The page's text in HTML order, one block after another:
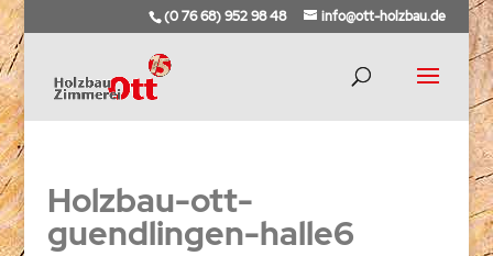
(0 76 68) 952 98 48 info@ott-holzbau.de
Holzbau-ott-
guendlingen-halle6